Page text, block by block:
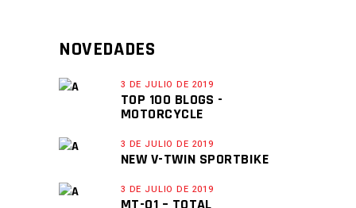
NOVEDADES
3 DE JULIO DE 2019
TOP 100 BLOGS -
MOTORCYCLE
3 DE JULIO DE 2019
NEW V-TWIN SPORTBIKE
3 DE JULIO DE 2019
MT-01 – TOTAL